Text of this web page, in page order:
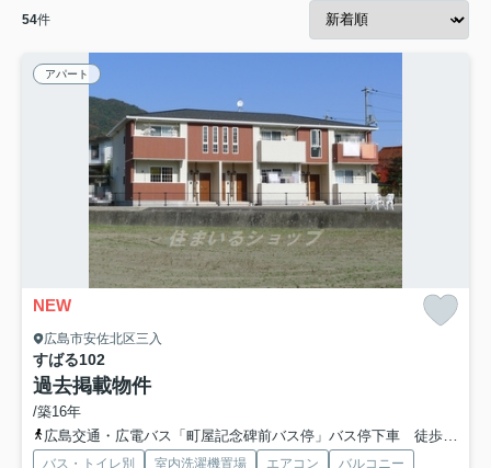
54件
アパート
NEW
広島市安佐北区三入
すばる102
過去掲載物件
/築16年
広島交通・広電バス「町屋記念碑前バス停」バス停下車 徒歩5分
バス・トイレ別 室内洗濯機置場 エアコン
バルコニー